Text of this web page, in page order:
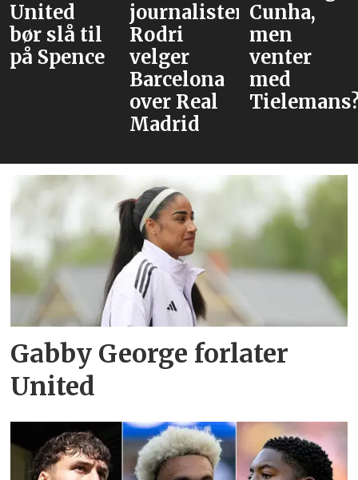
United
bør slå til
på Spence
journalister:
Rodri
velger
Barcelona
over Real
Madrid
Cunha,
men
venter
med
Gabby George forlater
United